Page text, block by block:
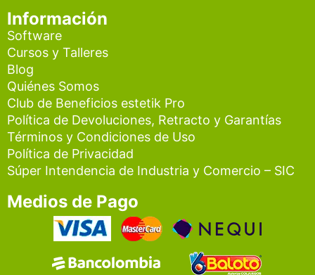
Información
Software
Cursos y Talleres
Blog
Quiénes Somos
Club de Beneficios estetik Pro
Política de Devoluciones, Retracto y Garantías
Términos y Condiciones de Uso
Política de Privacidad
Súper Intendencia de Industria y Comercio – SIC
Medios de Pago